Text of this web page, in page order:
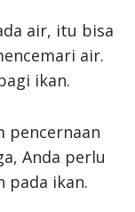
air, itu bisa
air.
ikan.
pencernaan
Anda perlu
pada ikan.